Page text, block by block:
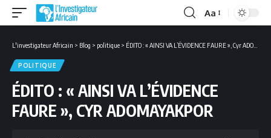
Font
Aa
L'investigateur Africain > Blog > politique > ÉDITO : « AINSI VA L’ÉVIDENCE FAURE », Cyr ADOMAYAKPOR
POLITIQUE
ÉDITO : « AINSI VA L’ÉVIDENCE
FAURE », CYR ADOMAYAKPOR